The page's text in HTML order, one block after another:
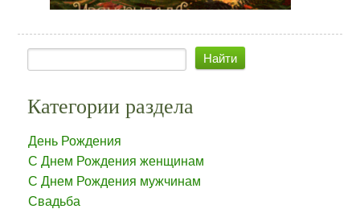
Категории раздела
День Рождения
С Днем Рождения женщинам
С Днем Рождения мужчинам
Свадьба